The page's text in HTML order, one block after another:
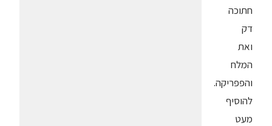
חתוכה
דק
ואת
המלח
והפפריקה.
להוסיף
מעט